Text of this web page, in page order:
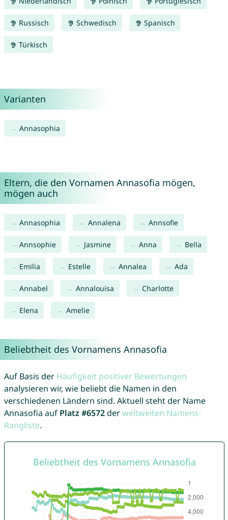
Russisch Schwedisch Spanisch
Türkisch
Varianten
Annasophia
Eltern, die den Vornamen Annasofia mögen,
mögen auch
Annasophia Annalena Annsofie
Annsophie Jasmine Anna Bella
Emilia Estelle Annalea Ada
Annabel Annalouisa Charlotte
Elena Amelie
Beliebtheit des Vornamens Annasofia
Auf Basis der Häufigkeit positiver Bewertungen
analysieren wir, wie beliebt die Namen in den
verschiedenen Ländern sind. Aktuell steht der Name
Annasofia auf Platz #6572derweltweiten Namens-
Rangliste.